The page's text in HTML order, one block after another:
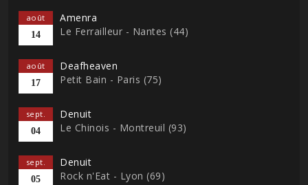
août
14
Amenra
Le Ferrailleur - Nantes (44)
août
17
Deafheaven
Petit Bain - Paris (75)
sept.
04
Denuit
Le Chinois - Montreuil (93)
sept.
05
Denuit
Rock n'Eat - Lyon (69)